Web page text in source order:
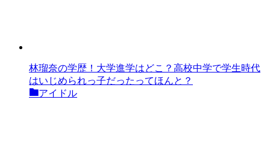
林瑠奈の学歴！大学進学はどこ？高校中学で学生時代
はいじめられっ子だったってほんと？
アイドル